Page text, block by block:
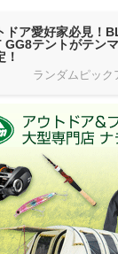
ドア愛好家必見！
GG8テントがテン
！
ランダムピック